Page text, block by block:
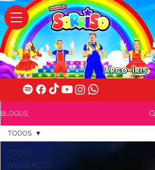
BLOGUE
TODOS
BRINQUEDOS
TODOS